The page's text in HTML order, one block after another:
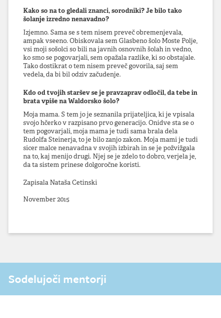
Kako so na to gledali znanci, sorodniki? Je bilo tako
šolanje izredno nenavadno?
Izjemno. Sama se s tem nisem preveč obremenjevala,
ampak vseeno. Obiskovala sem Glasbeno šolo Moste Polje,
vsi moji sošolci so bili na javnih osnovnih šolah in vedno,
ko smo se pogovarjali, sem opažala razlike, ki so obstajale.
Tako dostikrat o tem nisem preveč govorila, saj sem
vedela, da bi bil odziv začudenje.
Kdo od tvojih staršev se je pravzaprav odločil, da tebe in
brata vpiše na Waldorsko šolo?
Moja mama. S tem jo je seznanila prijateljica, ki je vpisala
svojo hčerko v razpisano prvo generacijo. Onidve sta se o
tem pogovarjali, moja mama je tudi sama brala dela
Rudolfa Steinerja, to je bilo zanjo zakon. Moja mami je tudi
sicer malce nenavadna v svojih izbirah in se je požvižgala
na to, kaj menijo drugi. Njej se je zdelo to dobro, verjela je,
da ta sistem prinese dolgoročne koristi.
Zapisala Nataša Cetinski
November 2015
Sodelujoči mentorji